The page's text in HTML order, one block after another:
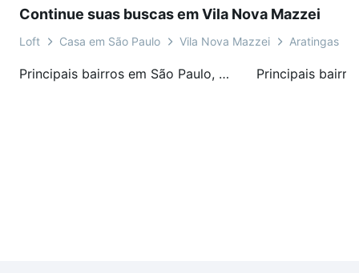
Continue suas buscas em Vila Nova Mazzei
Loft Casa em São Paulo Vila Nova Mazzei Aratingas
Principais bairros em São Paulo, SP